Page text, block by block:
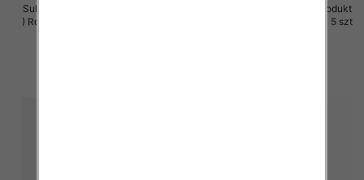
Sukienki damskie (Polska produkt
) Roz M-3XL, 1 Kolor Paczka 5 szt
Sukienki damskie (Polska produkt
) Roz M-3XL, 1 Kolor Paczka 5 szt